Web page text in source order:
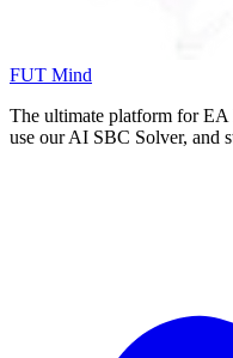
FUT Mind
The ultimate platform for EA
use our AI SBC Solver, and